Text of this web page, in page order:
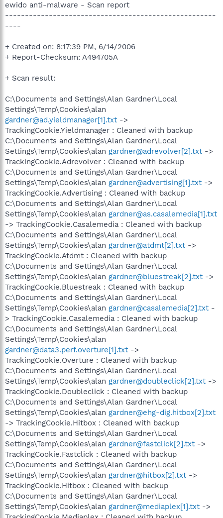
ewido anti-malware - Scan report
-----------------------------------------------------
----
+ Created on: 8:17:39 PM, 6/14/2006
+ Report-Checksum: A494705A
+ Scan result:
C:\Documents and Settings\Alan Gardner\Local
Settings\Temp\Cookies\alan
gardner@ad.yieldmanager[1].txt ->
TrackingCookie.Yieldmanager : Cleaned with backup
C:\Documents and Settings\Alan Gardner\Local
Settings\Temp\Cookies\alan gardner@adrevolver[2].txt ->
TrackingCookie.Adrevolver : Cleaned with backup
C:\Documents and Settings\Alan Gardner\Local
Settings\Temp\Cookies\alan gardner@advertising[1].txt ->
TrackingCookie.Advertising : Cleaned with backup
C:\Documents and Settings\Alan Gardner\Local
Settings\Temp\Cookies\alan gardner@as.casalemedia[1].txt
-> TrackingCookie.Casalemedia : Cleaned with backup
C:\Documents and Settings\Alan Gardner\Local
Settings\Temp\Cookies\alan gardner@atdmt[2].txt ->
TrackingCookie.Atdmt : Cleaned with backup
C:\Documents and Settings\Alan Gardner\Local
Settings\Temp\Cookies\alan gardner@bluestreak[2].txt ->
TrackingCookie.Bluestreak : Cleaned with backup
C:\Documents and Settings\Alan Gardner\Local
Settings\Temp\Cookies\alan gardner@casalemedia[2].txt -
> TrackingCookie.Casalemedia : Cleaned with backup
C:\Documents and Settings\Alan Gardner\Local
Settings\Temp\Cookies\alan
gardner@data3.perf.overture[1].txt ->
TrackingCookie.Overture : Cleaned with backup
C:\Documents and Settings\Alan Gardner\Local
Settings\Temp\Cookies\alan gardner@doubleclick[2].txt ->
TrackingCookie.Doubleclick : Cleaned with backup
C:\Documents and Settings\Alan Gardner\Local
Settings\Temp\Cookies\alan gardner@ehg-dig.hitbox[2].txt
-> TrackingCookie.Hitbox : Cleaned with backup
C:\Documents and Settings\Alan Gardner\Local
Settings\Temp\Cookies\alan gardner@fastclick[2].txt ->
TrackingCookie.Fastclick : Cleaned with backup
C:\Documents and Settings\Alan Gardner\Local
Settings\Temp\Cookies\alan gardner@hitbox[2].txt ->
TrackingCookie.Hitbox : Cleaned with backup
C:\Documents and Settings\Alan Gardner\Local
Settings\Temp\Cookies\alan gardner@mediaplex[1].txt ->